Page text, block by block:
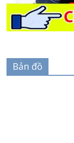
Bản đồ